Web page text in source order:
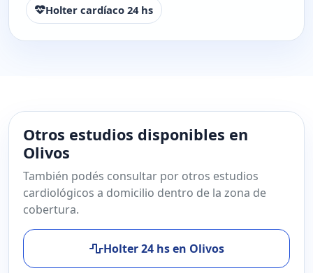
Holter cardíaco 24 hs
Otros estudios disponibles en
Olivos
También podés consultar por otros estudios
cardiológicos a domicilio dentro de la zona de
cobertura.
Holter 24 hs en Olivos